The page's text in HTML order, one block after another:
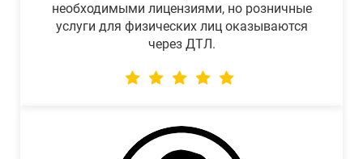
необходимыми лицензиями, но розничные
услуги для физических лиц оказываются
через ДТЛ.